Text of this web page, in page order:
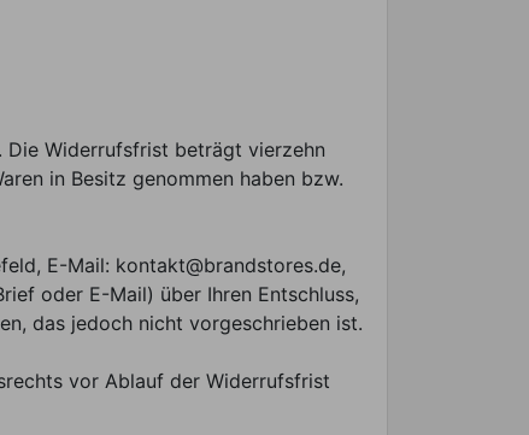
Die Widerrufsfrist beträgt vierzehn
in Besitz genommen haben bzw.
E-Mail: kontakt@brandstores.de,
oder E-Mail) über Ihren Entschluss,
das jedoch nicht vorgeschrieben ist.
vor Ablauf der Widerrufsfrist